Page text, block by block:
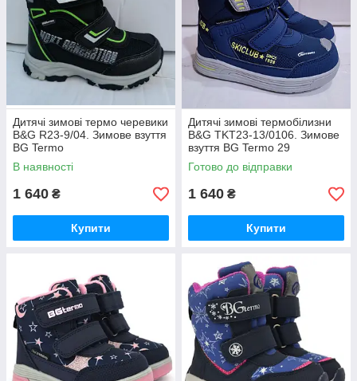
Дитячі зимові термо черевики
B&G R23-9/04. Зимове взуття
BG Termo
В наявності
1 640 ₴
Купити
Дитячі зимові термобілизни
B&G TKT23-13/0106. Зимове
взуття BG Termo 29
Готово до відправки
1 640 ₴
Купити